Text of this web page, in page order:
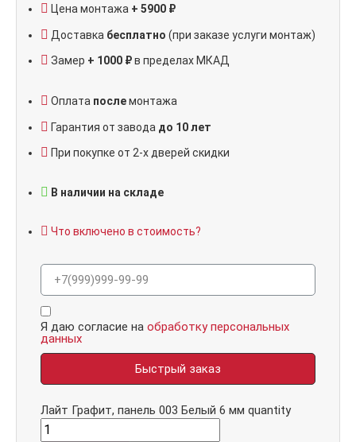
Цена монтажа + 5900 ₽
Доставка бесплатно (при заказе услуги монтаж)
Замер + 1000 ₽в пределах МКАД
Оплата послемонтажа
Гарантия от завода до 10 лет
При покупке от 2-х дверей скидки
В наличии на складе
Что включено в стоимость?
Я даю согласие на обработку персональных
данных
Быстрый заказ
Лайт Графит, панель 003 Белый 6 мм quantity